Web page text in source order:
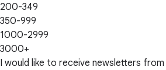
200-349
350-999
1000-2999
3000+
I would like to receive newsletters